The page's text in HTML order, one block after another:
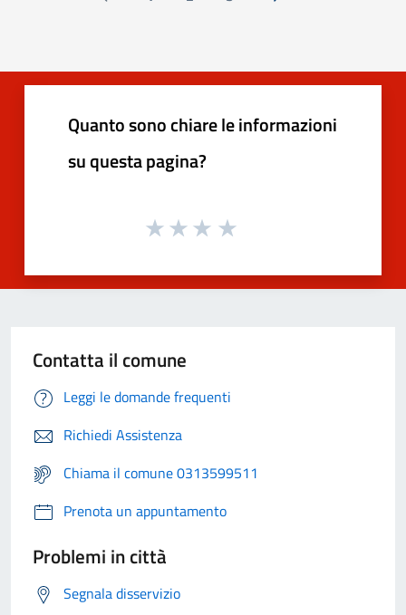
Pagina precedente Successiva »
Quanto sono chiare le informazioni
su questa pagina?
Contatta il comune
Leggi le domande frequenti
Richiedi Assistenza
Chiama il comune 0313599511
Prenota un appuntamento
Problemi in città
Segnala disservizio